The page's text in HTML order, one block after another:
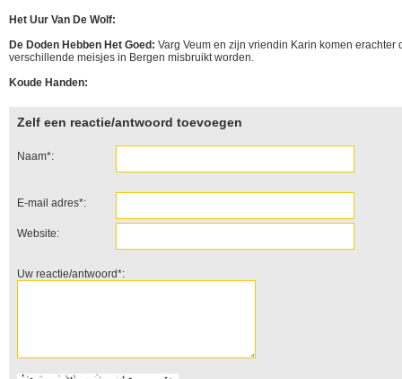
Het Uur Van De Wolf:
De Doden Hebben Het Goed: Varg Veum en zijn vriendin Karin komen erachter
verschillende meisjes in Bergen misbruikt worden.
Koude Handen:
Zelf een reactie/antwoord toevoegen
Naam*:
E-mail adres*:
Website:
Uw reactie/antwoord*: